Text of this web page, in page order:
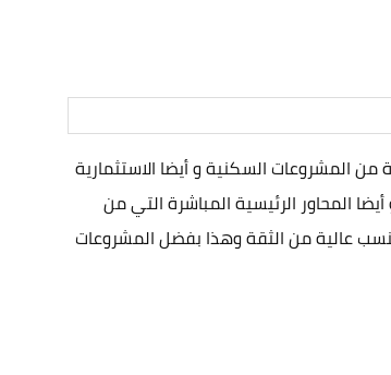
المشروعات السكنية و أيضا الاستثمارية
المحاور الرئيسية المباشرة التي من
عالية من الثقة وهذا بفضل المشروعات